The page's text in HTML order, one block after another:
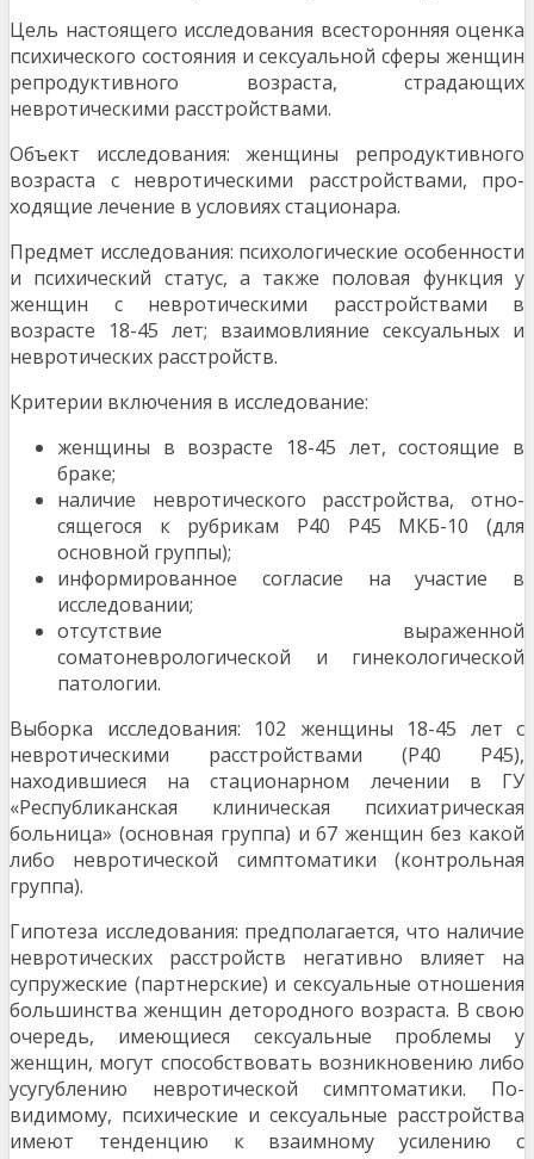
Цель настоящего исследования всесторон­няя оценка
психического состояния и сексуальной сферы женщин
репродуктивного возраста, страдаю­щих
невротическими расстройствами.
Объект исследования: женщины репродуктив­ного
возраста с невротическими расстройствами, про­
ходящие лечение в условиях стационара.
Предмет исследования: психологические особенности
и психический статус, а также половая функция у
женщин с невротическими расстрой­ствами в
возрасте 18-45 лет; взаимовлияние сексу­альных и
невротических расстройств.
Критерии включения в исследование:
женщины в возрасте 18-45 лет, состоя­щие в
браке;
наличие невротического расстройства, отно­
сящегося к рубрикам Р40 Р45 МКБ-10 (для
основной группы);
информированное согласие на участие в
исследовании;
отсутствие выраженной
соматоневрологической и гинекологической
патологии.
Выборка исследования: 102 женщины 18-45 лет с
невротическими расстройствами (Р40 Р45),
находившиеся на стационарном лечении в ГУ
«Республиканская клиническая психиатрическая
больница» (основная группа) и 67 женщин без какой
либо невротической симптоматики (контрольная
группа).
Гипотеза исследования: предполагается, что наличие
невротических расстройств негативно влияет на
супружеские (партнерские) и сексуаль­ные отношения
большинства женщин детородного возраста. В свою
очередь, имеющиеся сексуальные проблемы у
женщин, могут способствовать возник­новению либо
усугублению невротической симп­томатики. По-
видимому, психические и сексу­альные расстройства
имеют тенденцию к взаим­ному усилению с